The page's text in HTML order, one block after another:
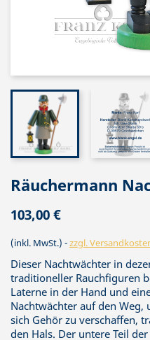
Räuchermann
103,00 €
(inkl. MwSt.) zzgl.
Dieser Nachtwächter in
traditioneller Rauchfiguren
Laterne in der Hand und
Nachtwächter auf den
sich Gehör zu verschaffen,
den Hals. Der untere Teil